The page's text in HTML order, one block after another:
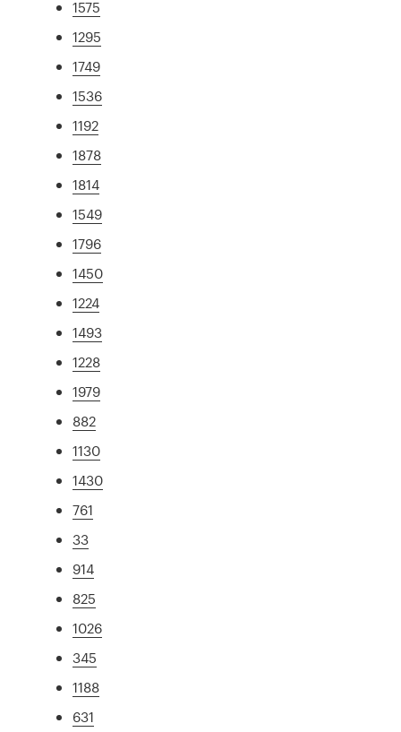
1575
1295
1749
1536
1192
1878
1814
1549
1796
1450
1224
1493
1228
1979
882
1130
1430
761
33
914
825
1026
345
1188
631